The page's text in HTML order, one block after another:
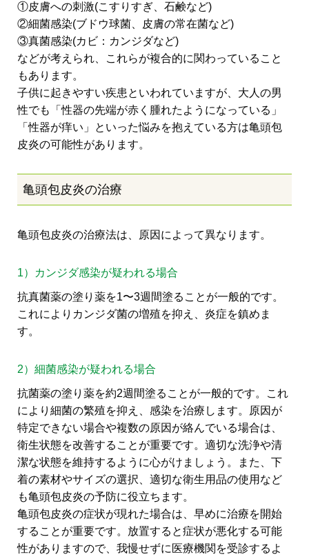
①皮膚への刺激(こすりすぎ、石鹸など)
②細菌感染(ブドウ球菌、皮膚の常在菌など)
③真菌感染(カビ：カンジダなど)
などが考えられ、これらが複合的に関わっていること
もあります。
子供に起きやすい疾患といわれていますが、大人の男
性でも「性器の先端が赤く腫れたようになっている」
「性器が痒い」といった悩みを抱えている方は亀頭包
皮炎の可能性があります。
亀頭包皮炎の治療
亀頭包皮炎の治療法は、原因によって異なります。
1）カンジダ感染が疑われる場合
抗真菌薬の塗り薬を1〜3週間塗ることが一般的です。
これによりカンジダ菌の増殖を抑え、炎症を鎮めま
す。
2）細菌感染が疑われる場合
抗菌薬の塗り薬を約2週間塗ることが一般的です。これ
により細菌の繁殖を抑え、感染を治療します。原因が
特定できない場合や複数の原因が絡んでいる場合は、
衛生状態を改善することが重要です。適切な洗浄や清
潔な状態を維持するように心がけましょう。また、下
着の素材やサイズの選択、適切な衛生用品の使用など
も亀頭包皮炎の予防に役立ちます。
亀頭包皮炎の症状が現れた場合は、早めに治療を開始
することが重要です。放置すると症状が悪化する可能
性がありますので、我慢せずに医療機関を受診するよ